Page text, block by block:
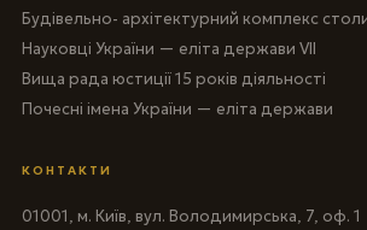
Будівельно- архітектурний комплекс
Науковці України — еліта держави VII
Вища рада юстиції 15 років діяльності
Почесні імена України — еліта держави
КОНТАКТИ
01001, м. Київ, вул. Володимирська, 7, оф. 1